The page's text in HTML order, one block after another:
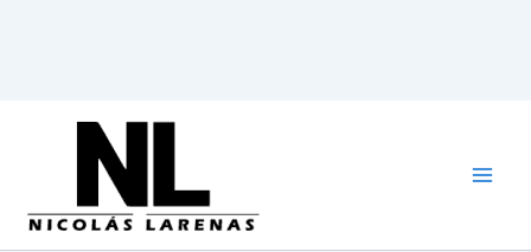
содержимому